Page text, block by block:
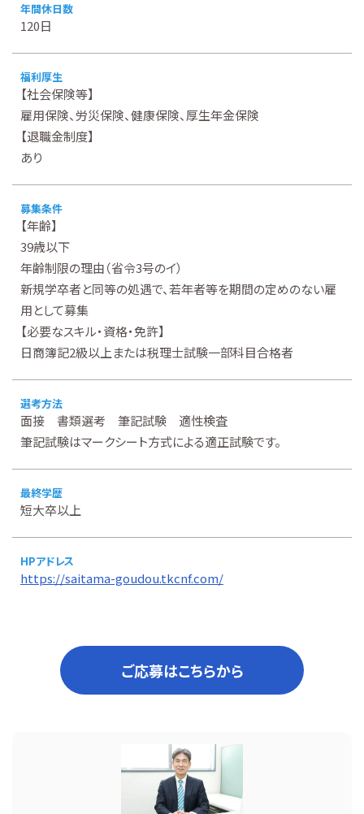
年間休日数
120日
福利厚生
【社会保険等】
雇用保険、労災保険、健康保険、厚生年金保険
【退職金制度】
あり
募集条件
【年齢】
39歳以下
年齢制限の理由（省令3号のイ）
新規学卒者と同等の処遇で、若年者等を期間の定めのない雇
用として募集
【必要なスキル・資格・免許】
日商簿記2級以上または税理士試験一部科目合格者
選考方法
面接 書類選考 筆記試験 適性検査
筆記試験はマークシート方式による適正試験です。
最終学歴
短大卒以上
HPアドレス
https://saitama-goudou.tkcnf.com/
ご応募はこちらから